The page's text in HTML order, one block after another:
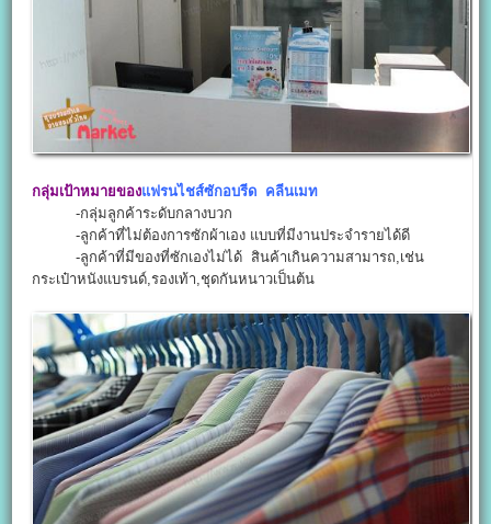
กลุ่มเป้าหมายของแฟรนไชส์ซักอบรีด คลีนเมท
-กลุ่มลูกค้าระดับกลางบวก
-ลูกค้าที่ไม่ต้องการซักผ้าเอง แบบที่มีงานประจำรายได้ดี
-ลูกค้าที่มีของที่ซักเองไม่ได้ สินค้าเกินความสามารถ,เช่น
กระเป๋าหนังแบรนด์,รองเท้า,ชุดกันหนาวเป็นต้น